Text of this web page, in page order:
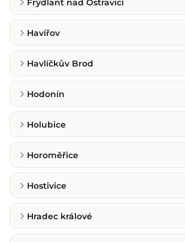
Havířov
Havlíčkův Brod
Hodonín
Holubice
Horoměřice
Hostivice
Hradec králové